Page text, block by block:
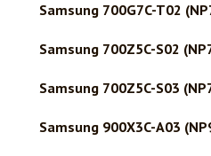
Samsung 700G7C-T02
Samsung 700Z5C-S02
Samsung 700Z5C-S03
Samsung 900X3C-A03